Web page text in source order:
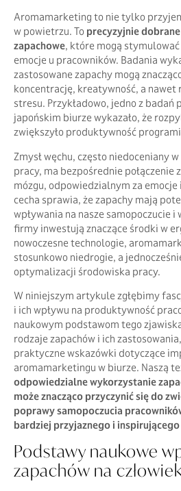
Aromamarketing to nie tylko
w powietrzu. To precyzyjnie
zapachowe, które mogą
emocje u pracowników. Badania
zastosowane zapachy mogą
koncentrację, kreatywność, a nawet
stresu. Przykładowo, jedno z badań
japońskim biurze wykazało, że
zwiększyło produktywność
Zmysł węchu, często niedoceniany
pracy, ma bezpośrednie połączenie
mózgu, odpowiedzialnym za emocje
cecha sprawia, że zapachy mają
wpływania na nasze samopoczucie
firmy inwestują znaczące środki w
nowoczesne technologie,
stosunkowo niedrogie, a
optymalizacji środowiska pracy.
W niniejszym artykule zgłębimy
i ich wpływu na produktywność
naukowym podstawom tego
rodzaje zapachów i ich
praktyczne wskazówki dotyczące
aromamarketingu w biurze. Naszą
odpowiedzialne wykorzystanie
może znacząco przyczynić się do
poprawy samopoczucia
bardziej przyjaznego i
Podstawy naukowe
zapachów na